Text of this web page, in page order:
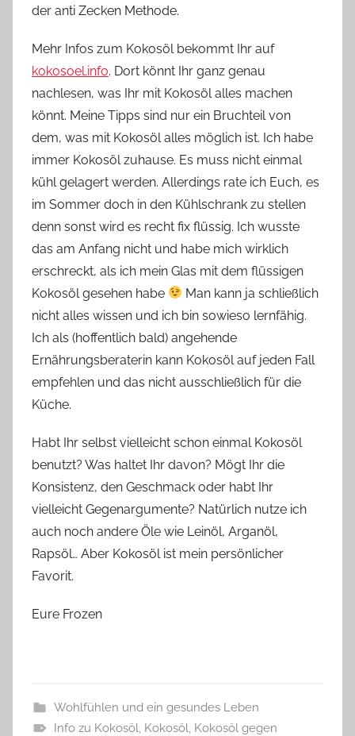
der anti Zecken Methode.
Mehr Infos zum Kokosöl bekommt Ihr auf
kokosoel.info. Dort könnt Ihr ganz genau
nachlesen, was Ihr mit Kokosöl alles machen
könnt. Meine Tipps sind nur ein Bruchteil von
dem, was mit Kokosöl alles möglich ist. Ich habe
immer Kokosöl zuhause. Es muss nicht einmal
kühl gelagert werden. Allerdings rate ich Euch, es
im Sommer doch in den Kühlschrank zu stellen
denn sonst wird es recht fix flüssig. Ich wusste
das am Anfang nicht und habe mich wirklich
erschreckt, als ich mein Glas mit dem flüssigen
Kokosöl gesehen habe
Man kann ja schließlich
nicht alles wissen und ich bin sowieso lernfähig.
Ich als (hoffentlich bald) angehende
Ernährungsberaterin kann Kokosöl auf jeden Fall
empfehlen und das nicht ausschließlich für die
Küche.
Habt Ihr selbst vielleicht schon einmal Kokosöl
benutzt? Was haltet Ihr davon? Mögt Ihr die
Konsistenz, den Geschmack oder habt Ihr
vielleicht Gegenargumente? Natürlich nutze ich
auch noch andere Öle wie Leinöl, Arganöl,
Rapsöl… Aber Kokosöl ist mein persönlicher
Favorit.
Eure Frozen
Wohlfühlen und ein gesundes Leben
Info zu Kokosöl, Kokosöl, Kokosöl gegen